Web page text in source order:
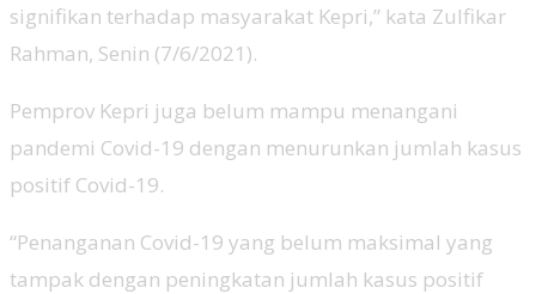
signifikan terhadap masyarakat Kepri,” kata Zulfikar
Rahman, Senin (7/6/2021).
Pemprov Kepri juga belum mampu menangani
pandemi Covid-19 dengan menurunkan jumlah kasus
positif Covid-19.
“Penanganan Covid-19 yang belum maksimal yang
tampak dengan peningkatan jumlah kasus positif